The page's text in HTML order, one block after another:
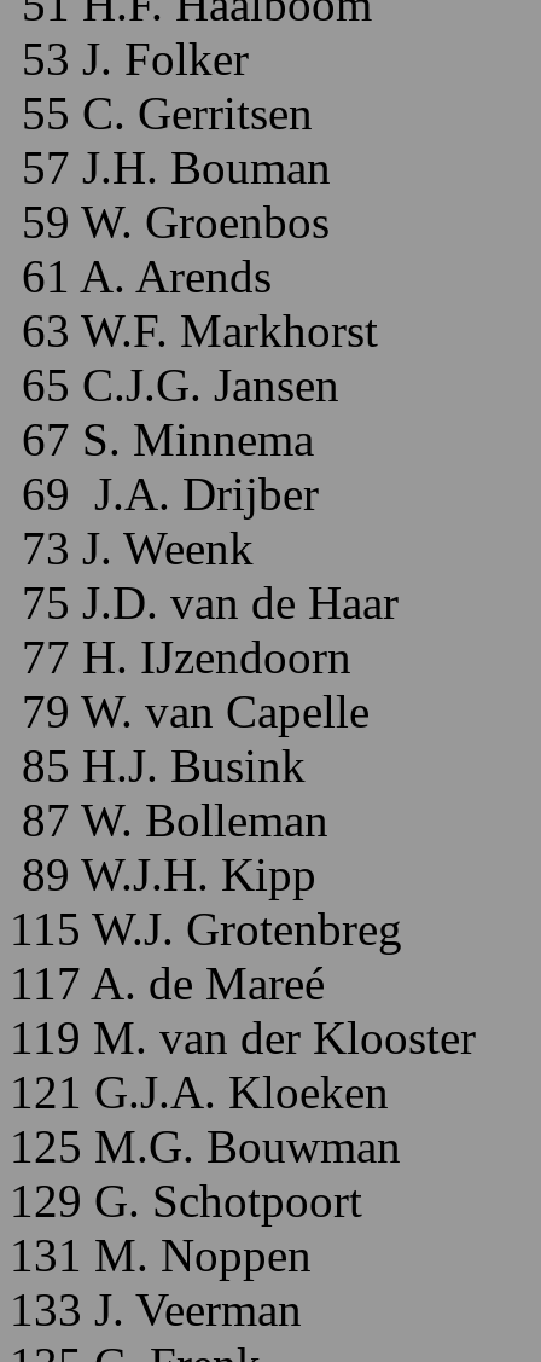
53 J. Folker
55 C. Gerritsen
57 J.H. Bouman
59 W. Groenbos
61 A. Arends
63 W.F. Markhorst
65 C.J.G. Jansen
67 S. Minnema
69 J.A. Drijber
73 J. Weenk
75 J.D. van de Haar
77 H. IJzendoorn
79 W. van Capelle
85 H.J. Busink
87 W. Bolleman
89 W.J.H. Kipp
115 W.J. Grotenbreg
117 A. de Mareé
119 M. van der Klooster
121 G.J.A. Kloeken
125 M.G. Bouwman
129 G. Schotpoort
131 M. Noppen
133 J. Veerman